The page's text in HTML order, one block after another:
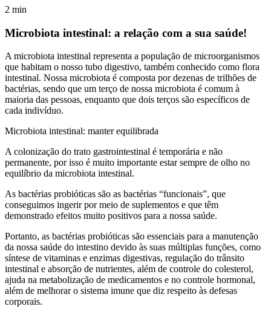
2 min
Microbiota intestinal: a relação com a sua saúde!
A microbiota intestinal representa a população de microorganismos
que habitam o nosso tubo digestivo, também conhecido como flora
intestinal. Nossa microbiota é composta por dezenas de trilhões de
bactérias, sendo que um terço de nossa microbiota é comum à
maioria das pessoas, enquanto que dois terços são específicos de
cada indivíduo.
Microbiota intestinal: manter equilibrada
A colonização do trato gastrointestinal é temporária e não
permanente, por isso é muito importante estar sempre de olho no
equilíbrio da microbiota intestinal.
As bactérias probióticas são as bactérias “funcionais”, que
conseguimos ingerir por meio de suplementos e que têm
demonstrado efeitos muito positivos para a nossa saúde.
Portanto, as bactérias probióticas são essenciais para a manutenção
da nossa saúde do intestino devido às suas múltiplas funções, como
síntese de vitaminas e enzimas digestivas, regulação do trânsito
intestinal e absorção de nutrientes, além de controle do colesterol,
ajuda na metabolização de medicamentos e no controle hormonal,
além de melhorar o sistema imune que diz respeito às defesas
corporais.